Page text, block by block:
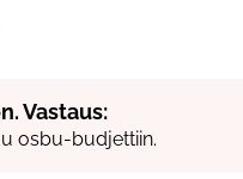
Vastaus:
osbu-budjettiin.